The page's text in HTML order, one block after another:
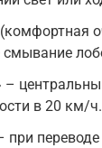
–
в 20 км/ч.
при